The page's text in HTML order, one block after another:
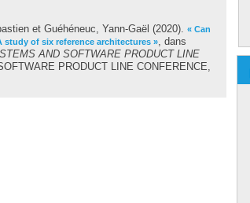
et Guéhéneuc, Yann-Gaël (2020). « Can
study of six reference architectures », dans
AND SOFTWARE PRODUCT LINE
PRODUCT LINE CONFERENCE,